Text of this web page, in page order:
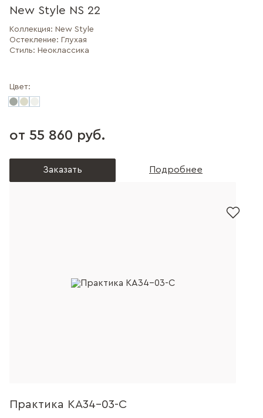
New Style NS 22
Коллекция: New Style
Остекление: Глухая
Стиль: Неоклассика
Цвет:
от 55 860 руб.
Заказать Подробнее
Практика КА34-03-С